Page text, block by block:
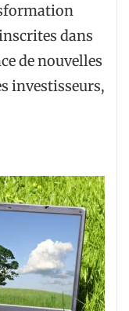
dans
de nouvelles
investisseurs,